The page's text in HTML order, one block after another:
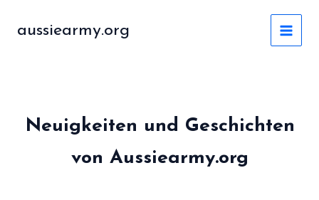
Inhaltaussiearmy.org
Neuigkeiten und Geschichten
von Aussiearmy.org